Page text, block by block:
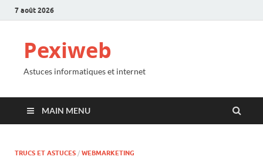
7 août 2026
Pexiweb
Astuces informatiques et internet
MAIN MENU
TRUCS ET ASTUCES / WEBMARKETING